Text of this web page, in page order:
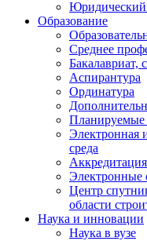
Юридический
Образование
Среднее
Бакалавриат,
Аспирантура
Ординатура
Планируемые
Электронная
среда
Электронные
Центр
области
Наука и инновации
Наука в вузе